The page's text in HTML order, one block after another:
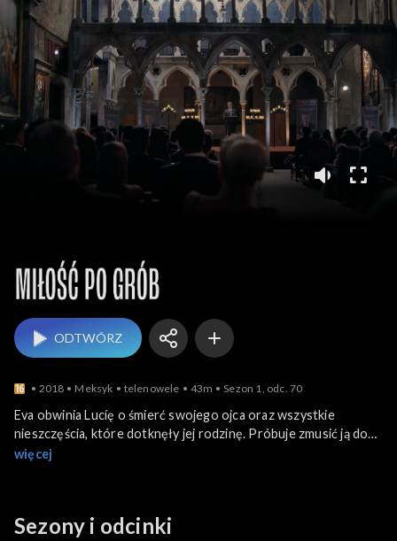
Miłość po grób
ODTWÓRZ
2018 Meksyk telenowele 43m Sezon 1, odc. 70
Eva obwinia Lucíę o śmierć swojego ojca oraz wszystkie
nieszczęścia, które dotknęły jej rodzinę. Próbuje zmusić ją do
opuszczenia domu, lecz Lucía stanowczo odmawia. Policja
więcej
Sezony i odcinki